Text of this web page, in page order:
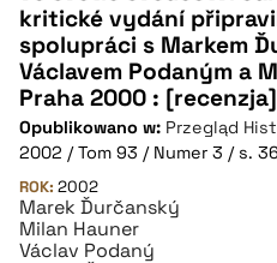
pobierz cytat
BIBTEX
pobierz cytat
kritické vydání
spolupráci s Markem
Václavem Podaným a
Praha 2000 : [recenzja]
Opublikowano w: Przegląd
2002 / Tom 93 / Numer 3 / s.
ROK: 2002
Marek Ďurčanský
Milan Hauner
Václav Podaný